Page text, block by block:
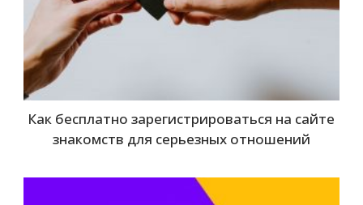
Как бесплатно зарегистрироваться на сайте
знакомств для серьезных отношений